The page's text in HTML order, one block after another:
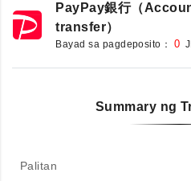
PayPay銀行（
transfer）
Bayad sa pagdeposito： 0
Summary ng
Palitan